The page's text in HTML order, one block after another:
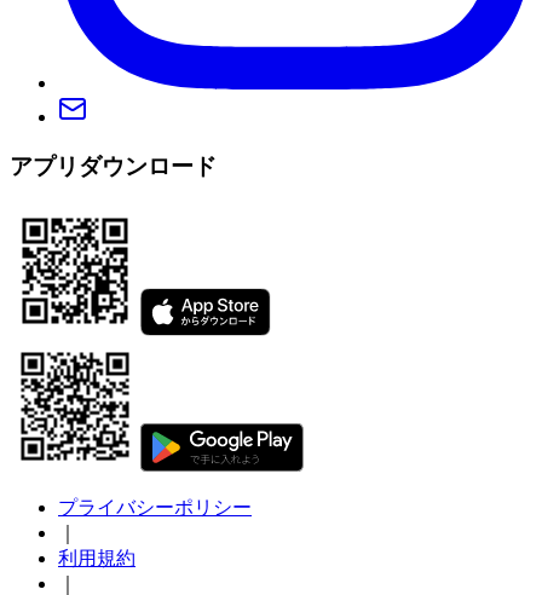
アプリダウンロード
プライバシーポリシー
利用規約